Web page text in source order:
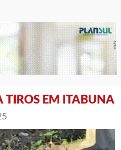
TIROS EM ITABUNA